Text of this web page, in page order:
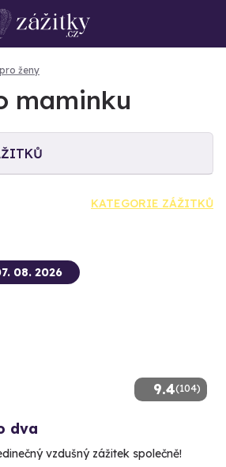
ženy
maminku
KATEGORIE ZÁŽITKŮ
9.4(104)
08. 2026
dva
vzdušný zážitek společně!